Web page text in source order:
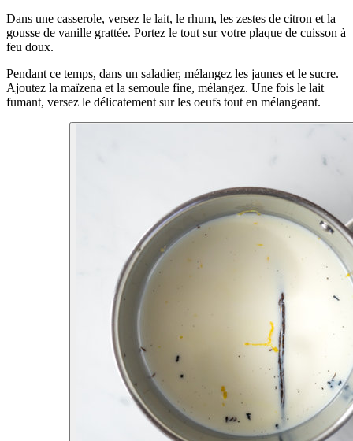
Dans une casserole, versez le lait, le rhum, les zestes de citron et la
gousse de vanille grattée. Portez le tout sur votre plaque de cuisson à
feu doux.
Pendant ce temps, dans un saladier, mélangez les jaunes et le sucre.
Ajoutez la maïzena et la semoule fine, mélangez. Une fois le lait
fumant, versez le délicatement sur les oeufs tout en mélangeant.